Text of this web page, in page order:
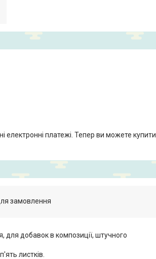
електронні платежі. Тепер ви можете купити
замовлення
добавок в композиції, штучного
листків.